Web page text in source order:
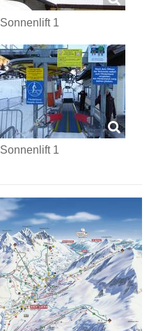
Sonnenlift 1
Sonnenlift 1